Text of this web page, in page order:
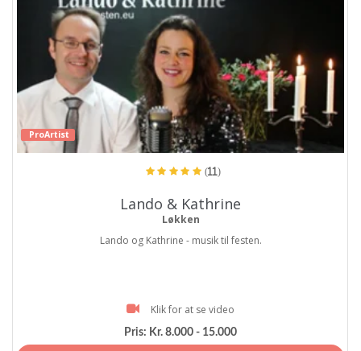
ProArtist
(11)
Lando & Kathrine
Løkken
Lando og Kathrine - musik til festen.
Klik for at se video
Pris: Kr. 8.000 - 15.000